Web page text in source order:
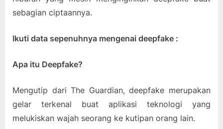
sebagian ciptaannya.
Ikuti data sepenuhnya mengenai deepfake :
Apa itu Deepfake?
Mengutip dari The Guardian, deepfake merupakan
gelar terkenal buat aplikasi teknologi yang
melukiskan wajah seorang ke kutipan orang lain.